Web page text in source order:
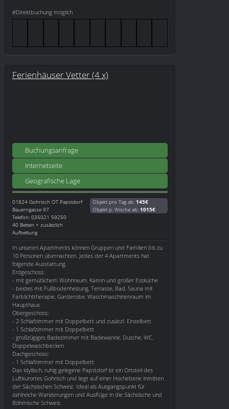
#Direktbuchung möglich
Ferienhäuser Vetter (4 x)
Buchungsanfrage
Internetseite
Geografische Lage
01824 Gohrisch OT Papstdorf
Bauerngasse 97
Telefon: 035021 59250
40 Betten + zusätzlich
Aufbettung
Objekt pro Tag ab: 145€
Objekt p. Woche ab: 1015€
In unseren Apartments können Gruppen und Familien bis zu
10 Personen übernachten. Jedes der 4 Apartments hat
folgende Ausstattung.
Erdgeschoss:
- mit gemütlichem Wohnraum, Kamin und großer Essküche
- beides mit Fußbodenheizung, Terrasse, Bad, Sauna mit
Farblichttherapie, Garderobe, Waschmaschinenraum im
Haupthaus
Obergeschoss:
- 2 Schlafzimmer mit Doppelbett und zusätzl. Einzelbett
- 1 Schlafzimmer mit Doppelbett
- großzügiges Badezimmer mit Badewanne, Dusche, WC,
Doppelwaschbecken
Dachgeschoss:
- 1 Schlafzimmer mit Doppelbett
Das idyllisch, ruhig gelegene Papstdorf ist ein Ortsteil des
Luftkurortes Gohrisch und liegt auf einer Hochebene inmitten
der Sächsischen Schweiz. Ideal als Ausgangspunkt für
zahlreiche Wanderungen und Ausflüge in die Sächsische und
Böhmische Schweiz.